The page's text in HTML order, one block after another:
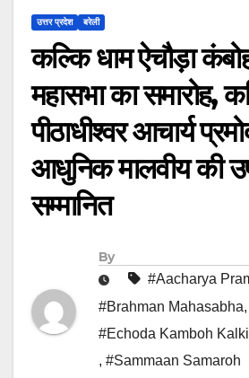
उत्तर प्रदेश बरेली
कल्कि धाम ऐचौड़ा
महासभा का समारोह,
पीठाधीश्वर आचार्य
आधुनिक मालवीय की
सम्मानित
By
#Aacharya
#Brahman Mahasabha,
#Echoda Kamboh
, #Sammaan Samaroh